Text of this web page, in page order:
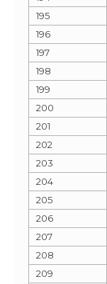
195
196
197
198
199
200
201
202
203
204
205
206
207
208
209